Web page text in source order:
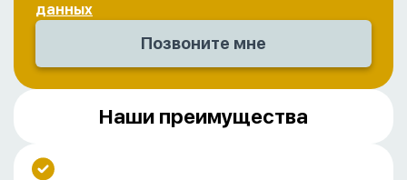
данных
Наши преимущества